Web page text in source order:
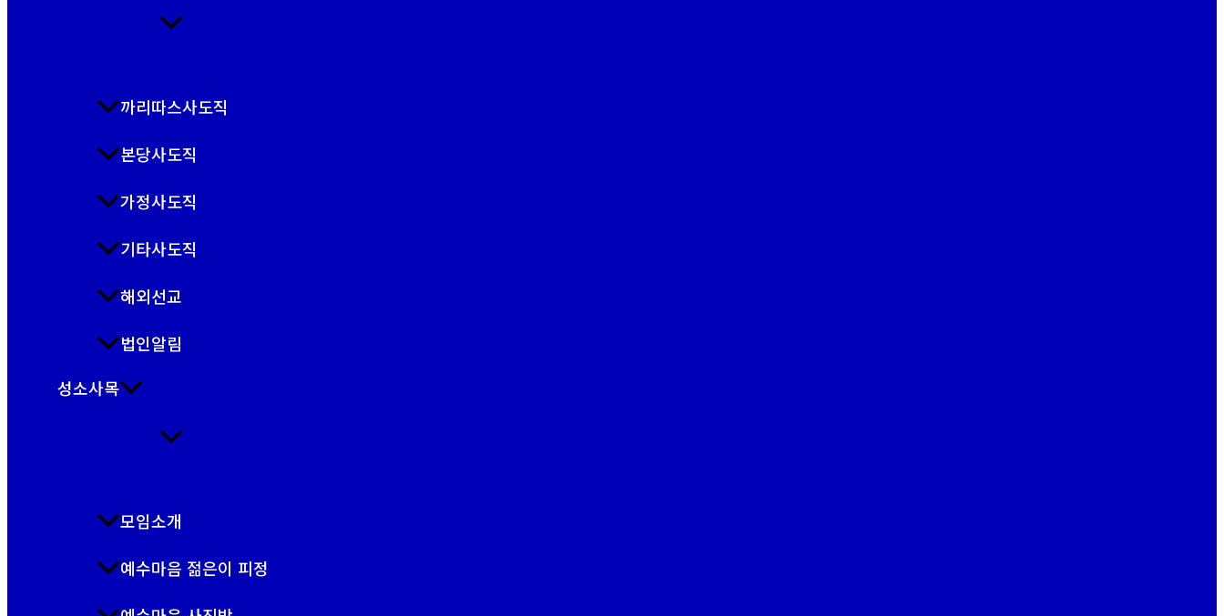
까리따스사도직
본당사도직
가정사도직
기타사도직
해외선교
법인알림
성소사목
모임소개
예수마음 젊은이 피정